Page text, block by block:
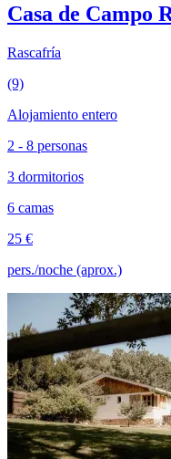
Casa de Campo
Rascafría
(9)
Alojamiento entero
2 - 8 personas
3 dormitorios
6 camas
25 €
pers./noche (aprox.)